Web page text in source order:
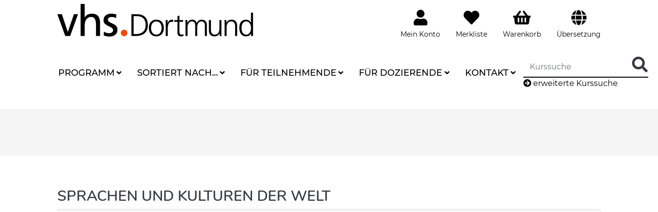
Mein Konto Merkliste Warenkorb Übersetzung
PROGRAMM SORTIERT NACH... FÜR TEILNEHMENDE FÜR DOZIERENDE KONTAKT
erweiterte Kurssuche
SPRACHEN UND KULTUREN DER WELT